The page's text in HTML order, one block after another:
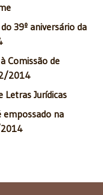
39º aniversário da
Comissão de
2014
Letras Jurídicas
empossado na